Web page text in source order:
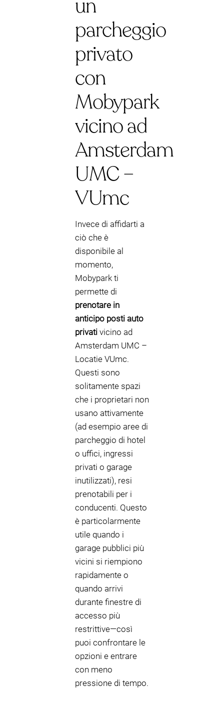
un
parcheggio
privato
con
Mobypark
vicino ad
Amsterdam
UMC –
VUmc
Invece di affidarti a
ciò che è
disponibile al
momento,
Mobypark ti
permette di
prenotare in
anticipo posti auto
privati vicino ad
Amsterdam UMC –
Locatie VUmc.
Questi sono
solitamente spazi
che i proprietari non
usano attivamente
(ad esempio aree di
parcheggio di hotel
o uffici, ingressi
privati o garage
inutilizzati), resi
prenotabili per i
conducenti. Questo
è particolarmente
utile quando i
garage pubblici più
vicini si riempiono
rapidamente o
quando arrivi
durante finestre di
accesso più
restrittive—così
puoi confrontare le
opzioni e entrare
con meno
pressione di tempo.